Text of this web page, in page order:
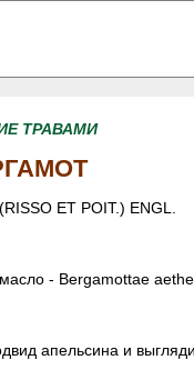
ТРАВАМИ
ET POIT.) ENGL.
- Bergamottae
апельсина и